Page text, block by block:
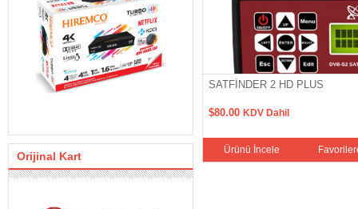
Orijinal Kart
Favorilere Ekle
SATFİNDER 2 HD PLUS
$80.00KDV Dahil
Ürünü İncele